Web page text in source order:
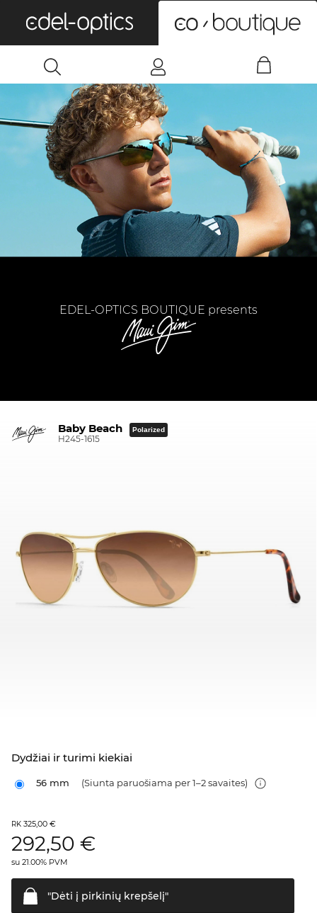
EDEL-OPTICS BOUTIQUE presents
Baby Beach
H245-1615
Polarized
Dydžiai ir turimi kiekiai
56 mm (Siunta paruošiama per 1–2 savaites)
RK 325,00 €
292,50 €
su 21.00% PVM
"Dėti į pirkinių krepšelį"